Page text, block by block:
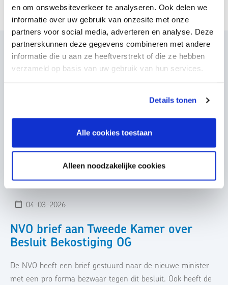
en om onswebsiteverkeer te analyseren. Ook delen we
informatie over uw gebruik van onzesite met onze
partners voor social media, adverteren en analyse. Deze
partnerskunnen deze gegevens combineren met andere
informatie die u aan ze heeftverstrekt of die ze hebben
verzameld op basis van uw gebruik van hun services.
Details tonen
Alle cookies toestaan
Alleen noodzakelijke cookies
Gerelateerde berichten
n.a.v. Besluit centrale
overheidsbekostiging OG
Brief NVO aan vaste Kamercie VWS n.a.v. Besluit centrale
04-03-2026
NVO brief aan Tweede Kamer over
Besluit Bekostiging OG
De NVO heeft een brief gestuurd naar de nieuwe minister
met een pro forma bezwaar tegen dit besluit. Ook heeft de